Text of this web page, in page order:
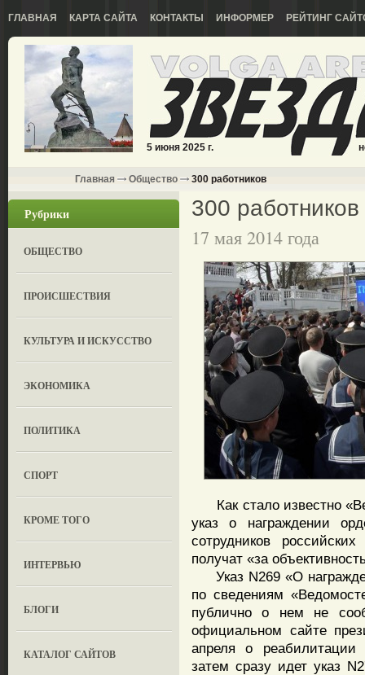
ГЛАВНАЯ КАРТА САЙТА КОНТАКТЫ ИНФОРМЕР РЕЙТИНГ
5 июня 2025 г.
Главная Общество 300 работников
Рубрики
ОБЩЕСТВО
ПРОИСШЕСТВИЯ
КУЛЬТУРА И ИСКУССТВО
ЭКОНОМИКА
ПОЛИТИКА
СПОРТ
КРОМЕ ТОГО
ИНТЕРВЬЮ
БЛОГИ
КАТАЛОГ САЙТОВ
300 работников
17 мая 2014 года
Как стало известно
указ о награждении
сотрудников
получат «за
Указ N269 «О
по сведениям
публично о нем не
официальном сайте
апреля о
затем сразу идет указ